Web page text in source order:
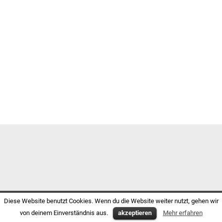
Diese Website benutzt Cookies. Wenn du die Website weiter nutzt, gehen wir
von deinem Einverständnis aus.
akzeptieren Mehr erfahren